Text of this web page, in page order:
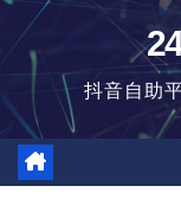
内
容
抖音自助